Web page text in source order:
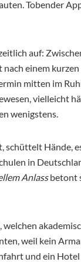
Tobender
auf:
einem
mitten im
vielleicht
wenigstens.
Hände,
in
Anlassbetont
weil kein
und ein